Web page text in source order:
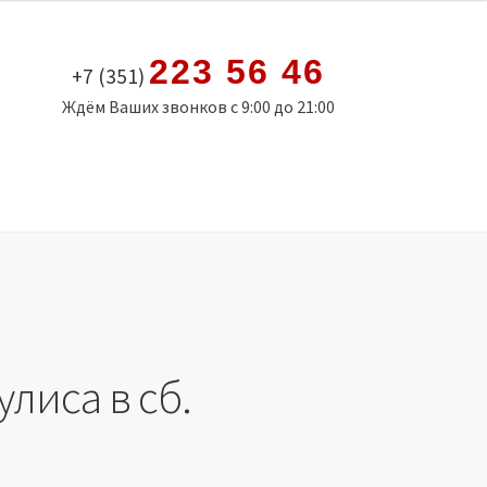
+7 (351) 223 56 46
Ждём Ваших звонков с 9:00 до 21:00
в сб.